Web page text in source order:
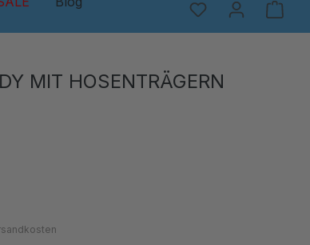
MIT HOSENTRÄGERN